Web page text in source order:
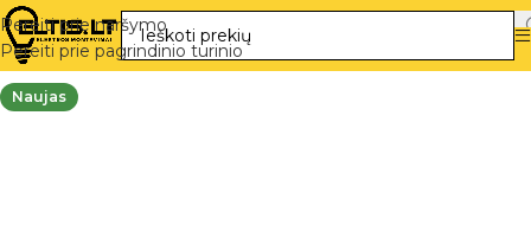
Pereiti prie naršymo
Pereiti prie pagrindinio turinio
Naujas